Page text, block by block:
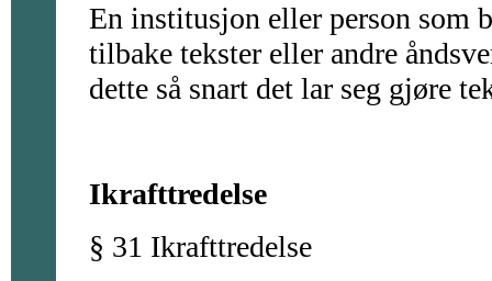
En institusjon eller person som
tilbake tekster eller andre
dette så snart det lar seg gjøre
Ikrafttredelse
§ 31 Ikrafttredelse